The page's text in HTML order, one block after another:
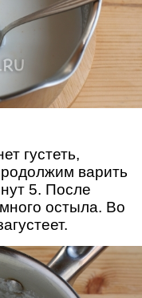
густеть,
варить
5. После
остыла. Во